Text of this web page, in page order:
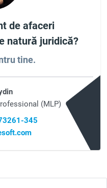
de afaceri
natură juridică?
tine.
(MLP)
345